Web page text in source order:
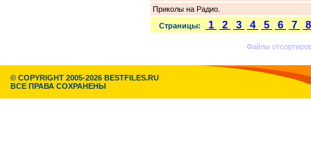
Приколы на Радио.
Страницы:
1 2 3 4 5 6 7
Файлы
© COPYRIGHT 2005-2026 BESTFILES.RU
ВСЕ ПРАВА СОХРАНЕНЫ